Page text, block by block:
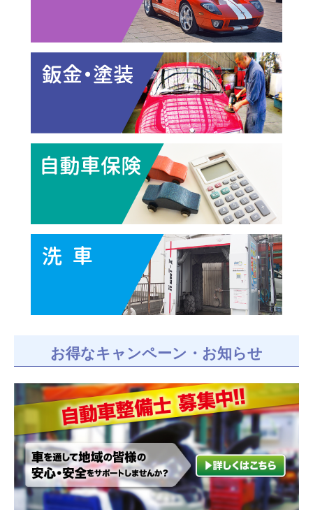
お得なキャンペーン・お知らせ